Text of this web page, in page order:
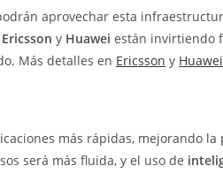
aprovechar esta
Ericsson y Huawei están invirtiendo
Más detalles en Ericsson y Huawei
más rápidas, mejorando
será más fluida, y el uso de